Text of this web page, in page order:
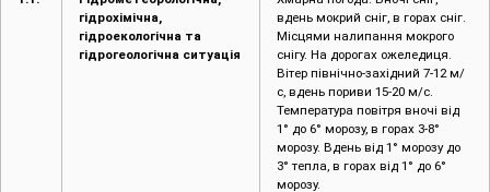
гідрохімічна,
гідроекологічна та
гідрогеологічна ситуація
вдень мокрий сніг, в горах сніг.
Місцями налипання мокрого
снігу. На дорогах ожеледиця.
Вітер північно-західний 7-12 м/
с, вдень пориви 15-20 м/с.
Температура повітря вночі від
1° до 6° морозу, в горах 3-8°
морозу. Вдень від 1° морозу до
3° тепла, в горах від 1° до 6°
морозу.